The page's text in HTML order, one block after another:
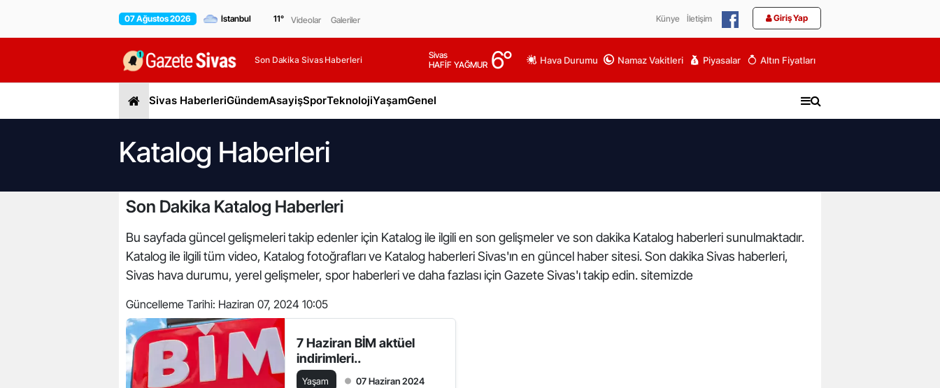
07 Ağustos 2026 11° Videolar Galeriler Künye İletişim Giriş Yap
Son Dakika Sivas Haberleri
Sivas
HAFİF YAĞMUR 6° Hava Durumu Namaz Vakitleri Piyasalar Altın Fiyatları
Sivas HaberleriGündemAsayişSporTeknolojiYaşamGenel
Katalog Haberleri
Son Dakika Katalog Haberleri
Bu sayfada güncel gelişmeleri takip edenler için Katalog ile ilgili en son gelişmeler ve son dakika Katalog haberleri sunulmaktadır.
Katalog ile ilgili tüm video, Katalog fotoğrafları ve Katalog haberleri Sivas'ın en güncel haber sitesi. Son dakika Sivas haberleri,
Sivas hava durumu, yerel gelişmeler, spor haberleri ve daha fazlası için Gazete Sivas'ı takip edin. sitemizde
Güncelleme Tarihi: Haziran 07, 2024 10:05
7 Haziran BİM aktüel
indirimleri..
Yaşam 07 Haziran 2024